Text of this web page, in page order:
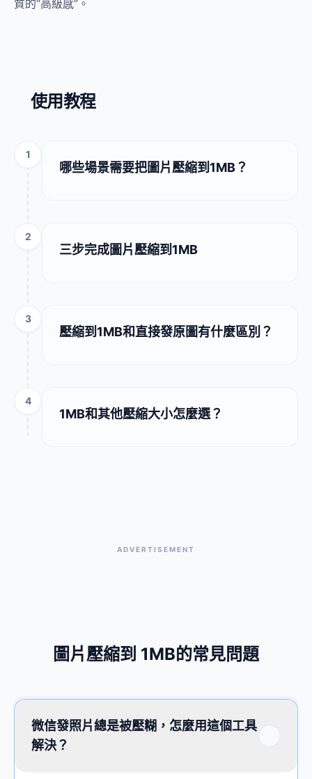
質的“高級感”。
使用教程
1
哪些場景需要把圖片壓縮到1MB？
2
三步完成圖片壓縮到1MB
3
壓縮到1MB和直接發原圖有什麼區別？
4
1MB和其他壓縮大小怎麼選？
ADVERTISEMENT
圖片壓縮到 1MB的常見問題
微信發照片總是被壓糊，怎麼用這個工具
解決？